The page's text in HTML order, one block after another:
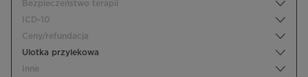
Bezpieczeństwo terapii
ICD-10
Ceny/refundacja
Ulotka przylekowa
Inne